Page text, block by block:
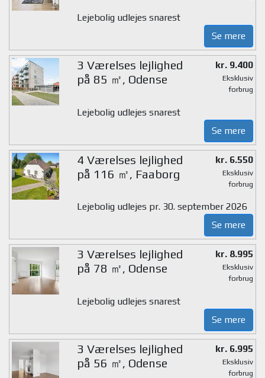
Lejebolig udlejes snarest
Se mere
3 Værelses lejlighed
på 85 ㎡, Odense
kr. 9.400
Eksklusiv
forbrug
Lejebolig udlejes snarest
Se mere
4 Værelses lejlighed
på 116 ㎡, Faaborg
kr. 6.550
Eksklusiv
forbrug
Lejebolig udlejes pr. 30. september 2026
Se mere
3 Værelses lejlighed
på 78 ㎡, Odense
kr. 8.995
Eksklusiv
forbrug
Lejebolig udlejes snarest
Se mere
3 Værelses lejlighed
på 56 ㎡, Odense
kr. 6.995
Eksklusiv
forbrug